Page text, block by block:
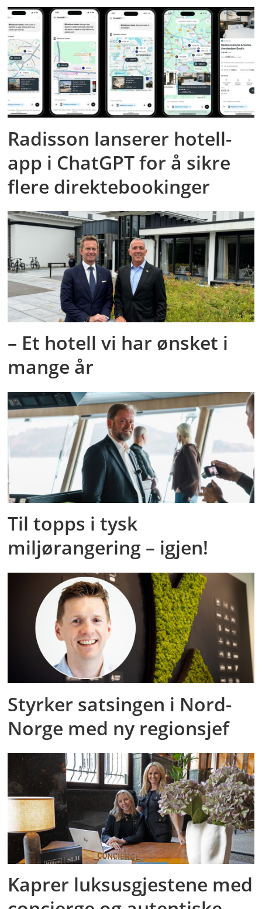
Radisson lanserer hotell-
app i ChatGPT for å sikre
flere direktebookinger
– Et hotell vi har ønsket i
mange år
Til topps i tysk
miljørangering – igjen!
Styrker satsingen i Nord-
Norge med ny regionsjef
Kaprer luksusgjestene med